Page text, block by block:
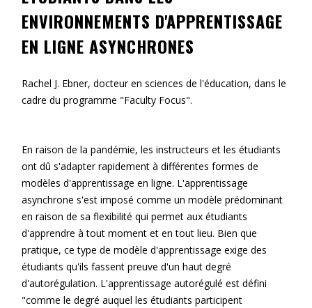
ENVIRONNEMENTS D'APPRENTISSAGE
EN LIGNE ASYNCHRONES
Rachel J. Ebner, docteur en sciences de l'éducation, dans le
cadre du programme "Faculty Focus".
En raison de la pandémie, les instructeurs et les étudiants
ont dû s'adapter rapidement à différentes formes de
modèles d'apprentissage en ligne. L'apprentissage
asynchrone s'est imposé comme un modèle prédominant
en raison de sa flexibilité qui permet aux étudiants
d'apprendre à tout moment et en tout lieu. Bien que
pratique, ce type de modèle d'apprentissage exige des
étudiants qu'ils fassent preuve d'un haut degré
d'autorégulation. L'apprentissage autorégulé est défini
"comme le degré auquel les étudiants participent